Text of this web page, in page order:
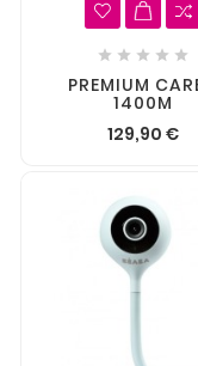
    
PREMIUM
1400M
129,90 €